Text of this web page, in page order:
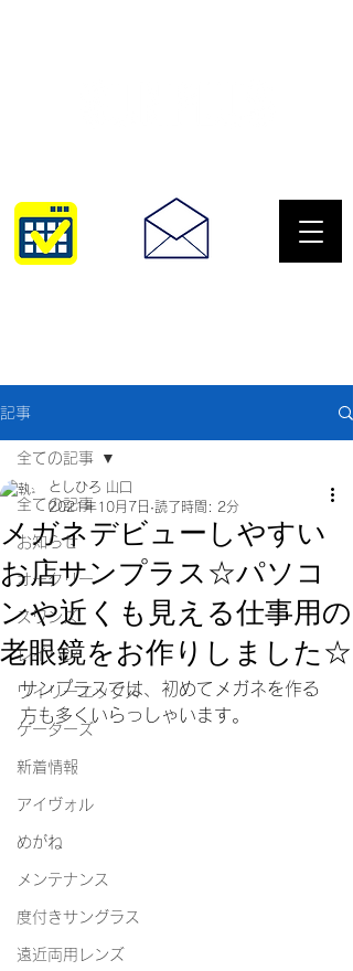
記事
全ての記事
お知らせ
オークリー
スワンズ
レイバン
ワイリーエックス
ゲーターズ
新着情報
アイヴォル
めがね
メンテナンス
度付きサングラス
遠近両用レンズ
全ての記事
メガネデビューしやすい
お店サンプラス☆パソコ
ンや近くも見える仕事用の
老眼鏡をお作りしました☆
としひろ 山口
2021年10月7日 読了時間: 2分
サンプラスでは、初めてメガネを作る
方も多くいらっしゃいます。